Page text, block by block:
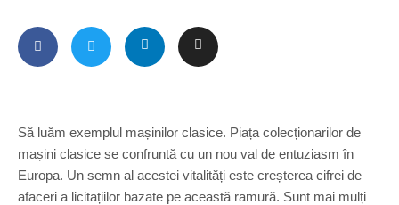
Să luăm exemplul mașinilor clasice. Piața colecționarilor de
mașini clasice se confruntă cu un nou val de entuziasm în
Europa. Un semn al acestei vitalități este creșterea cifrei de
afaceri a licitațiilor bazate pe această ramură. Sunt mai mulți